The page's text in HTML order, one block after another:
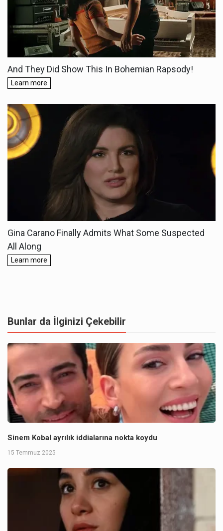
Bunlar da İlginizi Çekebilir
Sinem Kobal ayrılık iddialarına nokta koydu
15 Temmuz 2025